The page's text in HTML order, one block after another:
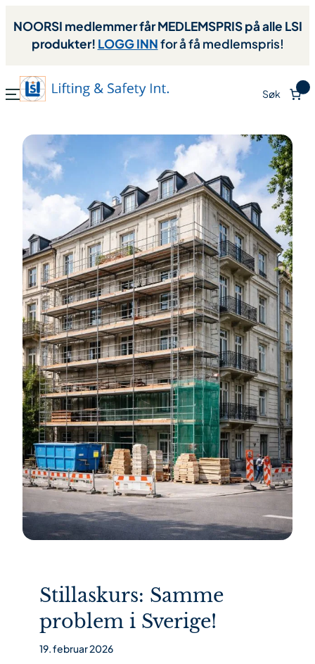
NOORSI medlemmer får MEDLEMSPRIS på alle LSI
produkter! LOGG INNfor å få medlemspris!
Søk
Stillaskurs: Samme
problem i Sverige!
19. februar 2026